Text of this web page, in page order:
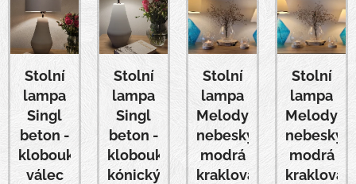
Stolní
lampa
Singl
beton -
klobouk
válec
Stolní
lampa
Singl
beton -
klobouk
kónický
Stolní
lampa
Melody
nebesky
modrá
kraklovaná
Stolní
lampa
Melody
nebesky
modrá